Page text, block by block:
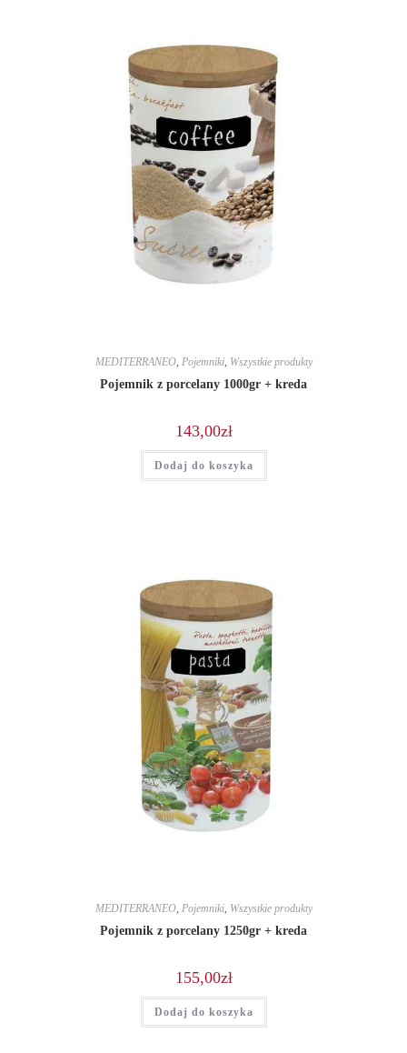
MEDITERRANEO, Pojemniki, Wszystkie produkty
Pojemnik z porcelany 1000gr + kreda
143,00zł
Dodaj do koszyka
MEDITERRANEO, Pojemniki, Wszystkie produkty
Pojemnik z porcelany 1250gr + kreda
155,00zł
Dodaj do koszyka